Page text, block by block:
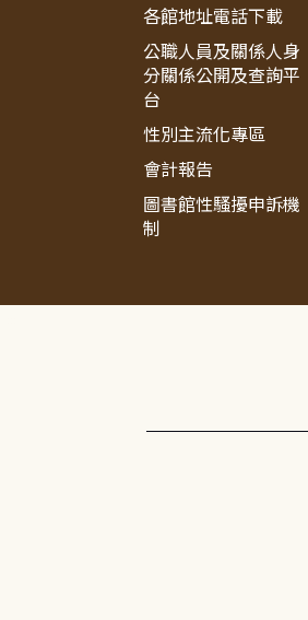
各館地址電話下載
公職人員及關係人身
分關係公開及查詢平
台
性別主流化專區
會計報告
圖書館性騷擾申訴機
制